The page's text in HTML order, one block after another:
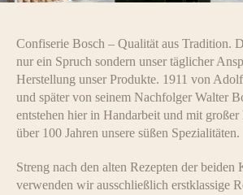
Confiserie Bosch – Qualität aus Tradition.
nur ein Spruch sondern unser täglicher
Herstellung unser Produkte. 1911 von
und später von seinem Nachfolger Walter
entstehen hier in Handarbeit und mit großer
über 100 Jahren unsere süßen Spezialitäten.
Streng nach den alten Rezepten der
verwenden wir ausschließlich erstklassige